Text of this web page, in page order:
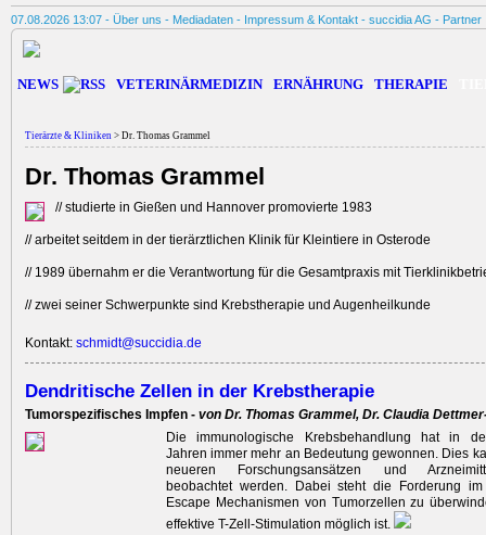
07.08.2026 13:07 - Über uns - Mediadaten - Impressum & Kontakt - succidia AG - Partner
NEWS VETERINÄRMEDIZIN ERNÄHRUNG THERAPIE
Tierärzte & Kliniken > Dr. Thomas Grammel
Dr. Thomas Grammel
// studierte in Gießen und Hannover promovierte 1983
// arbeitet seitdem in der tierärztlichen Klinik für Kleintiere in Osterode
// 1989 übernahm er die Verantwortung für die Gesamtpraxis mit
// zwei seiner Schwerpunkte sind Krebstherapie und Augenheilkunde
Kontakt: schmidt@succidia.de
Dendritische Zellen in der Krebstherapie
Tumorspezifisches Impfen - von Dr. Thomas Grammel, Dr. Claudia
Die immunologische Krebsbehandlung hat in
Jahren immer mehr an Bedeutung gewonnen. Dies
neueren Forschungsansätzen und
beobachtet werden. Dabei steht die Forderung
Escape Mechanismen von Tumorzellen zu
effektive T-Zell-Stimulation möglich ist.